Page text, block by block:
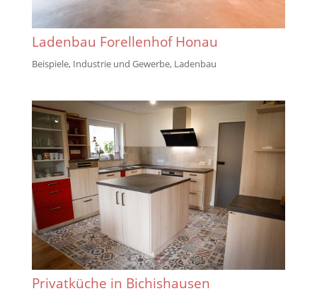
Ladenbau Forellenhof Honau
Beispiele, Industrie und Gewerbe, Ladenbau
Privatküche in Bichishausen